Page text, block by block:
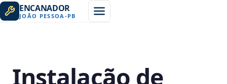
ENCANADOR
JOÃO PESSOA -PB
Instalação de